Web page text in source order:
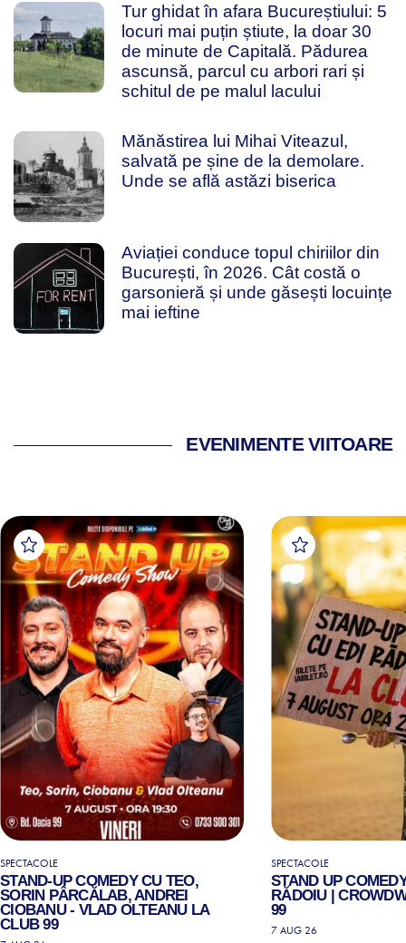
Tur ghidat în afara Bucureștiului: 5
locuri mai puțin știute, la doar 30
de minute de Capitală. Pădurea
ascunsă, parcul cu arbori rari și
schitul de pe malul lacului
Mănăstirea lui Mihai Viteazul,
salvată pe șine de la demolare.
Unde se află astăzi biserica
Aviației conduce topul chiriilor din
București, în 2026. Cât costă o
garsonieră și unde găsești locuințe
mai ieftine
EVENIMENTE VIITOARE
SPECTACOLE
STAND-UP COMEDY CU TEO,
SORIN PÂRCĂLAB, ANDREI
CIOBANU - VLAD OLTEANU LA
CLUB 99
SPECTACOLE
STAND UP
RĂDOIU |
99
7 AUG 26